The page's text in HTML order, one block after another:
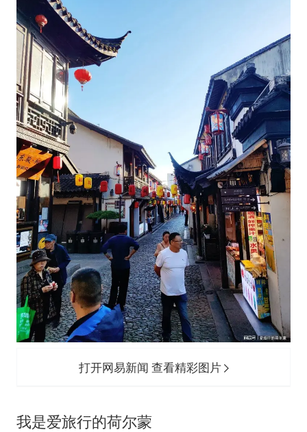
打开网易新闻 查看精彩图片
我是爱旅行的荷尔蒙